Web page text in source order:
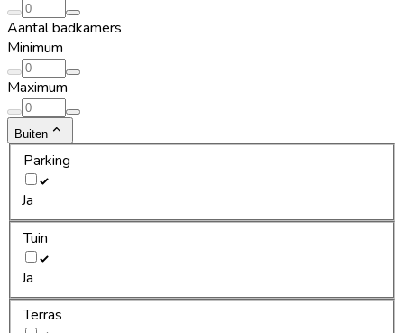
Aantal badkamers
Minimum
Maximum
Buiten
Parking
Ja
Tuin
Ja
Terras